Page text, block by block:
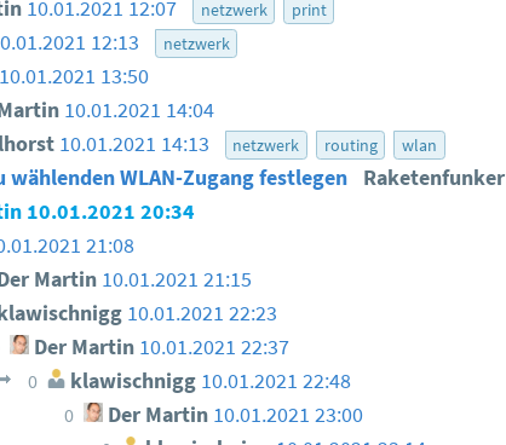
10.01.2021 12:07 netzwerk print
12:13 netzwerk
10.01.2021 13:50
10.01.2021 14:04
10.01.2021 14:13 netzwerk routing wlan
wählenden WLAN-Zugang festlegen Raketenfunker
10.01.2021 20:34
21:08
Martin 10.01.2021 21:15
10.01.2021 22:23
Der Martin 10.01.2021 22:37
0 klawischnigg 10.01.2021 22:48
0 Der Martin 10.01.2021 23:00